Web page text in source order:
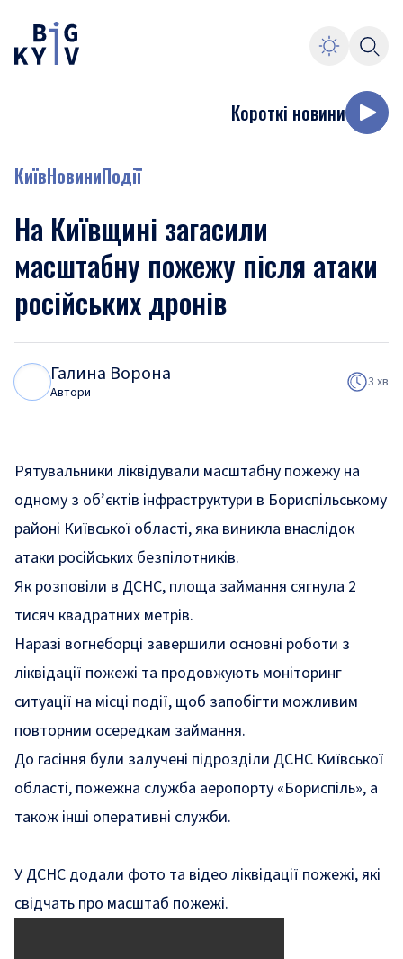
Короткі новини
КиївНовиниПодії
На Київщині загасили
масштабну пожежу після атаки
російських дронів
Галина Ворона
Автори
3 хв
Рятувальники ліквідували масштабну пожежу на
одному з об’єктів інфраструктури в Бориспільському
районі Київської області, яка виникла внаслідок
атаки російських безпілотників.
Як розповіли в ДСНС, площа займання сягнула 2
тисяч квадратних метрів.
Наразі вогнеборці завершили основні роботи з
ліквідації пожежі та продовжують моніторинг
ситуації на місці події, щоб запобігти можливим
повторним осередкам займання.
До гасіння були залучені підрозділи ДСНС Київської
області, пожежна служба аеропорту «Бориспіль», а
також інші оперативні служби.
У ДСНС додали фото та відео ліквідації пожежі, які
свідчать про масштаб пожежі.